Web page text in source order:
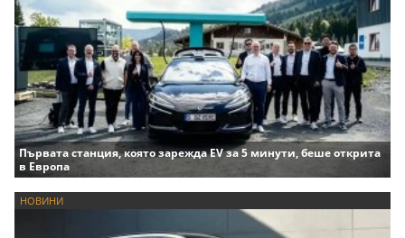
Първата станция, която зарежда EV за 5 минути, беше открита
в Европа
НОВИНИ